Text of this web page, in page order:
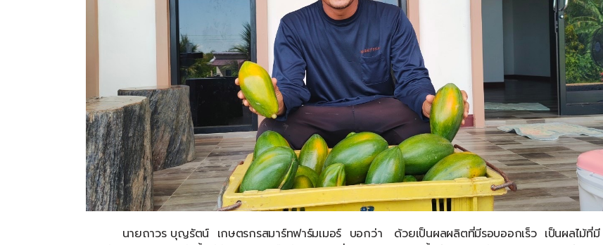
นายถาวร บุญรัตน์ เกษตรกรสมาร์ทฟาร์มเมอร์ บอกว่า ด้วยเป็นผลผลิตที่มีรอบออกเร็ว เป็นผลไม้ที่มี